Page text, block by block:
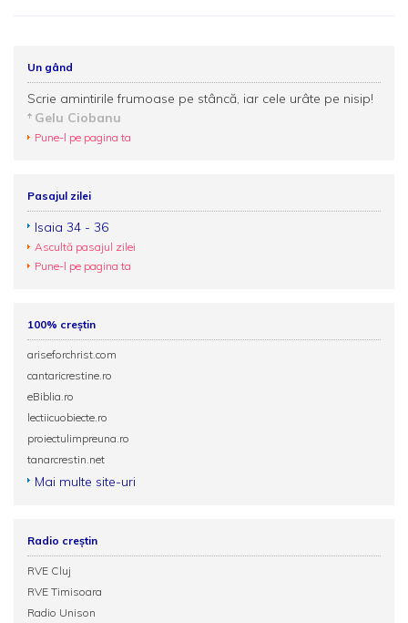
Un gând
Scrie amintirile frumoase pe stâncă, iar cele urâte pe nisip!
Gelu Ciobanu
Pune-l pe pagina ta
Pasajul zilei
Isaia 34 - 36
Ascultă pasajul zilei
Pune-l pe pagina ta
100% creștin
ariseforchrist.com
cantaricrestine.ro
eBiblia.ro
lectiicuobiecte.ro
proiectulimpreuna.ro
tanarcrestin.net
Mai multe site-uri
Radio creștin
RVE Cluj
RVE Timisoara
Radio Unison